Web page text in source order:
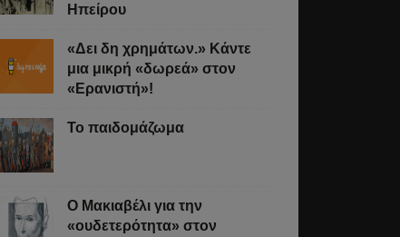
Ηπείρου
«Δει δη χρημάτων.» Κάντε
μια μικρή «δωρεά» στον
«Ερανιστή»!
Το παιδομάζωμα
O Μακιαβέλι για την
«ουδετερότητα» στον